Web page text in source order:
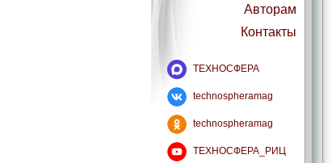
Авторам
Контакты
ТЕХНОСФЕРА
technospheramag
technospheramag
ТЕХНОСФЕРА_РИЦ